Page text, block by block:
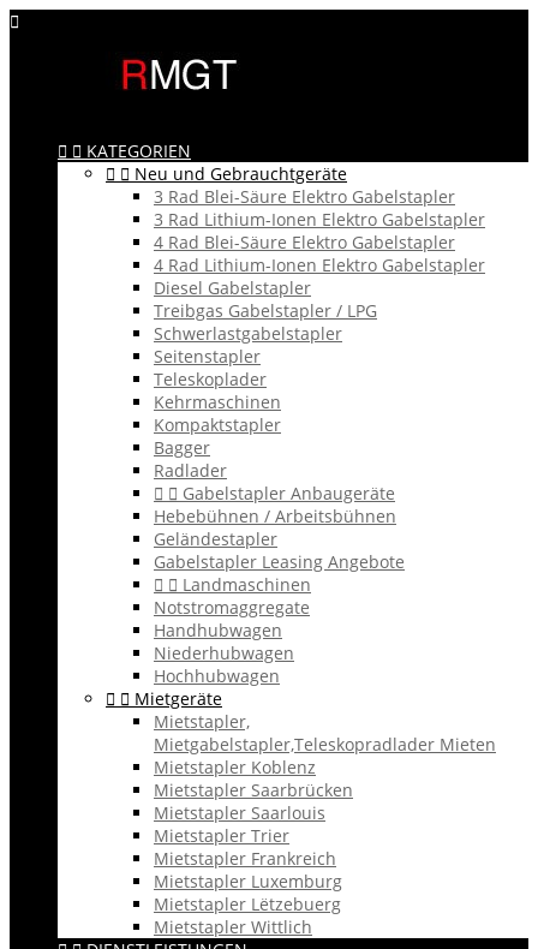

  KATEGORIEN
  Neu und Gebrauchtgeräte
3 Rad Blei-Säure Elektro Gabelstapler
3 Rad Lithium-Ionen Elektro Gabelstapler
4 Rad Blei-Säure Elektro Gabelstapler
4 Rad Lithium-Ionen Elektro Gabelstapler
Diesel Gabelstapler
Treibgas Gabelstapler / LPG
Schwerlastgabelstapler
Seitenstapler
Teleskoplader
Kehrmaschinen
Kompaktstapler
Bagger
Radlader
  Gabelstapler Anbaugeräte
Hebebühnen / Arbeitsbühnen
Geländestapler
Gabelstapler Leasing Angebote
  Landmaschinen
Notstromaggregate
Handhubwagen
Niederhubwagen
Hochhubwagen
  Mietgeräte
Mietstapler,
Mietgabelstapler,Teleskopradlader Mieten
Mietstapler Koblenz
Mietstapler Saarbrücken
Mietstapler Saarlouis
Mietstapler Trier
Mietstapler Frankreich
Mietstapler Luxemburg
Mietstapler Lëtzebuerg
Mietstapler Wittlich